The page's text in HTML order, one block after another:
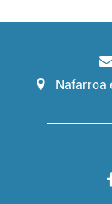
Nafarroa